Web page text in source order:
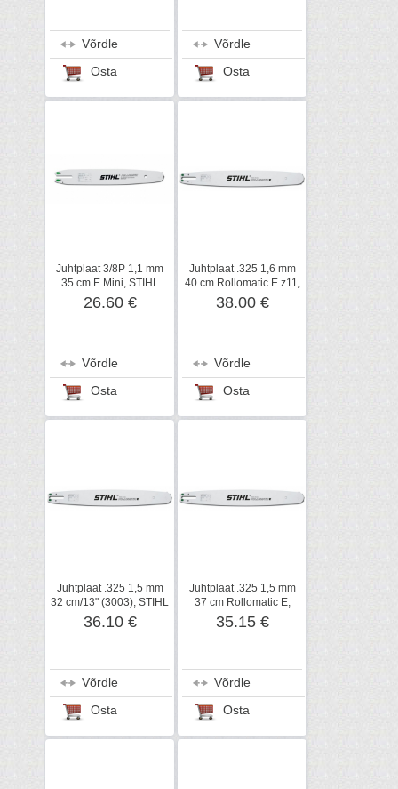
Võrdle
Osta
Võrdle
Osta
Juhtplaat 3/8P 1,1 mm
35 cm E Mini, STIHL
26.60 €
Võrdle
Osta
Juhtplaat .325 1,6 mm
40 cm Rollomatic E z11,
STIHL
38.00 €
Võrdle
Osta
Juhtplaat .325 1,5 mm
32 cm/13" (3003), STIHL
36.10 €
Võrdle
Osta
Juhtplaat .325 1,5 mm
37 cm Rollomatic E,
STIHL
35.15 €
Võrdle
Osta